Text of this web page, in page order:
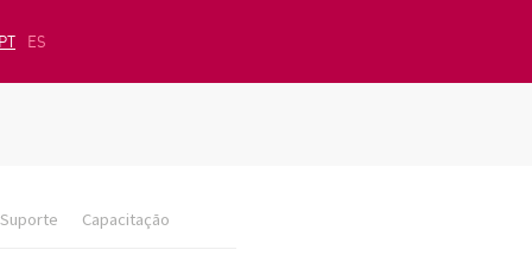
ES
Suporte Capacitação